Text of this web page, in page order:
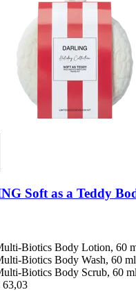
Soft as a Teddy
Biotics Body Lotion, 60
Biotics Body Wash, 60 ml
Biotics Body Scrub, 60 ml
63,03